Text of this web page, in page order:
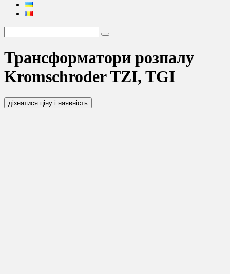
Трансформатори розпалу
Kromschroder TZI, TGI
дізнатися ціну і наявність